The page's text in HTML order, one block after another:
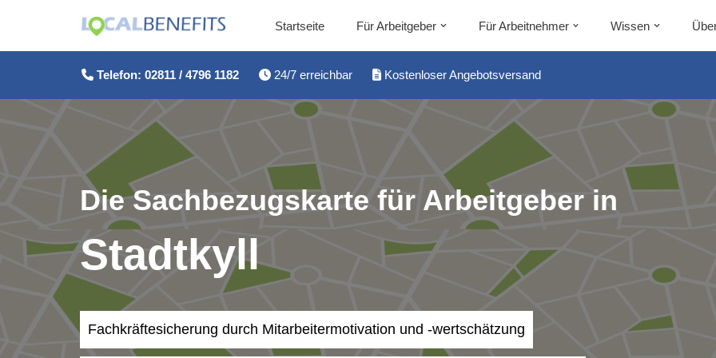
Startseite Für Arbeitgeber Für Arbeitnehmer Wissen
Telefon: 02811 / 4796 1182 24/7 erreichbar Kostenloser Angebotsversand
Die Sachbezugskarte für Arbeitgeber in
Stadtkyll
Fachkräftesicherung durch Mitarbeitermotivation und -wertschätzung